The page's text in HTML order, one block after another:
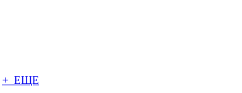
+ ЕЩЕ